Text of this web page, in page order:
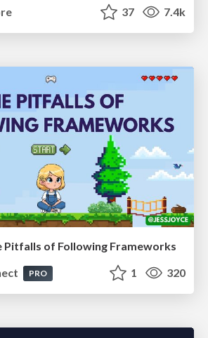
37 7.4k
Pitfalls of Following Frameworks
PRO 1 320